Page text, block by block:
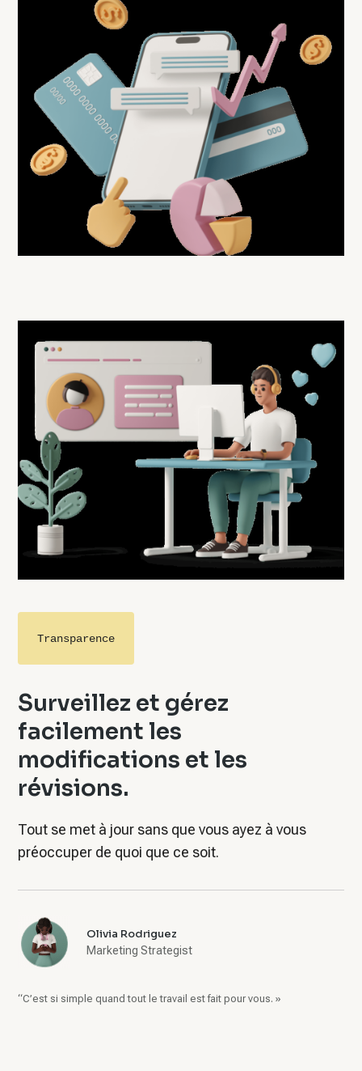
Transparence
Surveillez et gérez
facilement les
modifications et les
révisions.
Tout se met à jour sans que vous ayez à vous
préoccuper de quoi que ce soit.
Olivia Rodriguez
Marketing Strategist
“C’est si simple quand tout le travail est fait pour vous. »